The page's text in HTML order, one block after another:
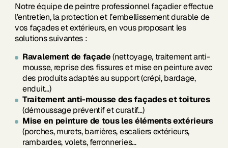
Notre équipe de peintre professionnel façadier effectue
l’entretien, la protection et l’embellissement durable de
vos façades et extérieurs, en vous proposant les
solutions suivantes :
Ravalement de façade(nettoyage, traitement anti-
mousse, reprise des fissures et mise en peinture avec
des produits adaptés au support (crépi, bardage,
enduit…)
Traitement anti-mousse des façades et toitures
(démoussage préventif et curatif…)
Mise en peinture de tous les éléments extérieurs
(porches, murets, barrières, escaliers extérieurs,
rambardes, volets, ferronneries…